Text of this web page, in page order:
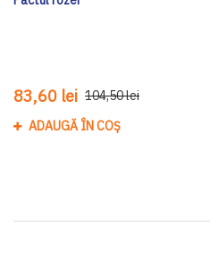
83,60 lei 104,50 lei
ADAUGĂ ÎN COȘ